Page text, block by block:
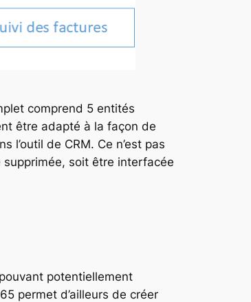
comprend 5 entités
être adapté à la façon de
de CRM. Ce n’est pas
supprimée, soit être interfacée
potentiellement
permet d’ailleurs de créer